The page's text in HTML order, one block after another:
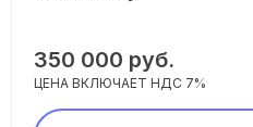
350 000 руб.
ЦЕНА ВКЛЮЧАЕТ НДС 7%